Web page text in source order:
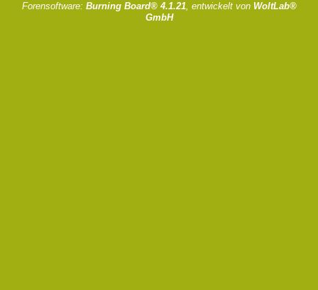
Forensoftware: Burning Board® 4.1.21, entwickelt von WoltLab®
GmbH